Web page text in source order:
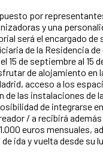
por
y una
será el encargado de
de la Residencia de
15 de septiembre al 15
de alojamiento en
acceso a los
de las instalaciones de
de integrarse
/ a recibirá además
euros mensuales,
ida y vuelta desde su